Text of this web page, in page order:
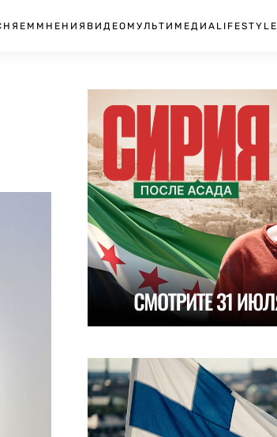
МНЕНИЯ ВИДЕО МУЛЬТИМЕДИА LIFESTYLE